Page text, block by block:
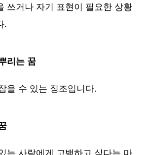
쓰거나 자기 표현이 필요한 상황
.
리는 꿈
을 수 있는 징조입니다.